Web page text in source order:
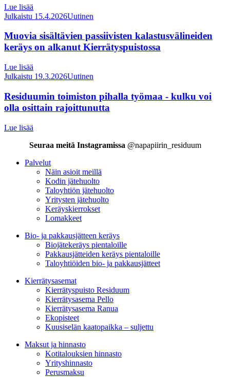
Lue lisää
Julkaistu 15.4.2026Uutinen
Muovia sisältävien passiivisten kalastusvälineiden
keräys on alkanut Kierrätyspuistossa
Lue lisää
Julkaistu 19.3.2026Uutinen
Residuumin toimiston pihalla työmaa - kulku voi
olla osittain rajoittunutta
Lue lisää
Seuraa meitä Instagramissa @napapiirin_residuum
Palvelut
Näin asioit meillä
Kodin jätehuolto
Taloyhtiön jätehuolto
Yritysten jätehuolto
Keräyskierrokset
Lomakkeet
Bio- ja pakkausjätteen keräys
Biojätekeräys pientaloille
Pakkausjätteiden keräys pientaloille
Taloyhtiöiden bio- ja pakkausjätteet
Kierrätysasemat
Kierrätyspuisto Residuum
Kierrätysasema Pello
Kierrätysasema Ranua
Ekopisteet
Kuusiselän kaatopaikka – suljettu
Maksut ja hinnasto
Kotitalouksien hinnasto
Yrityshinnasto
Perusmaksu